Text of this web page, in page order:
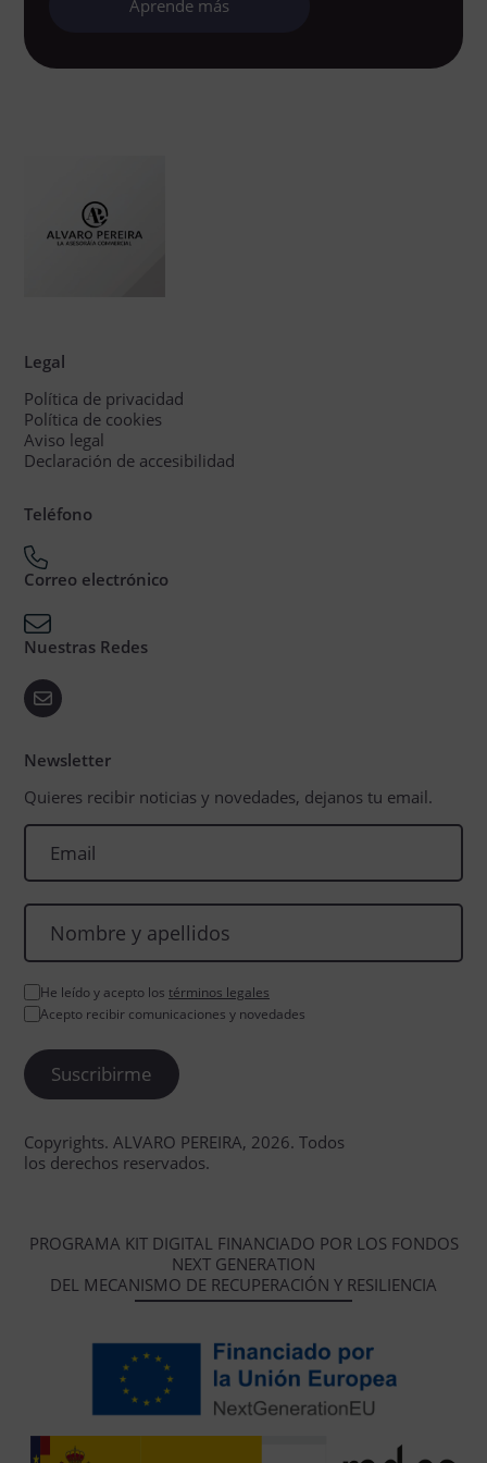
Aprende más
Legal
Política de privacidad
Política de cookies
Aviso legal
Declaración de accesibilidad
Teléfono
Correo electrónico
Nuestras Redes
Newsletter
Quieres recibir noticias y novedades, dejanos tu email.
He leído y acepto los términos legales
Acepto recibir comunicaciones y novedades
Copyrights. ALVARO PEREIRA, 2026. Todos
los derechos reservados.
PROGRAMA KIT DIGITAL FINANCIADO POR LOS FONDOS
NEXT GENERATION
DEL MECANISMO DE RECUPERACIÓN Y RESILIENCIA